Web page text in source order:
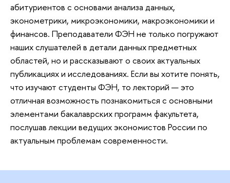
абитуриентов с основами анализа данных,
эконометрики, микроэкономики, макроэкономики и
финансов. Преподаватели ФЭН не только погружают
наших слушателей в детали данных предметных
областей, но и рассказывают о своих актуальных
публикациях и исследованиях. Если вы хотите понять,
что изучают студенты ФЭН, то лекторий — это
отличная возможность познакомиться с основными
элементами бакалаврских программ факультета,
послушав лекции ведущих экономистов России по
актуальным проблемам современности.